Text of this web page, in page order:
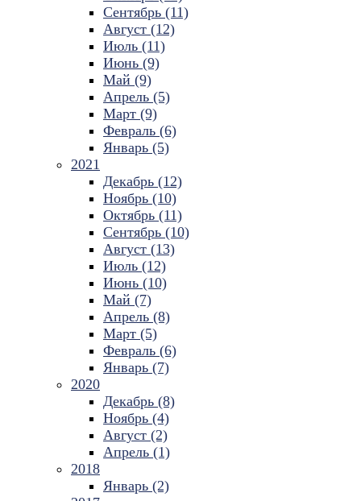
Сентябрь (11)
Август (12)
Июль (11)
Июнь (9)
Май (9)
Апрель (5)
Март (9)
Февраль (6)
Январь (5)
2021
Декабрь (12)
Ноябрь (10)
Октябрь (11)
Сентябрь (10)
Август (13)
Июль (12)
Июнь (10)
Май (7)
Апрель (8)
Март (5)
Февраль (6)
Январь (7)
2020
Декабрь (8)
Ноябрь (4)
Август (2)
Апрель (1)
2018
Январь (2)